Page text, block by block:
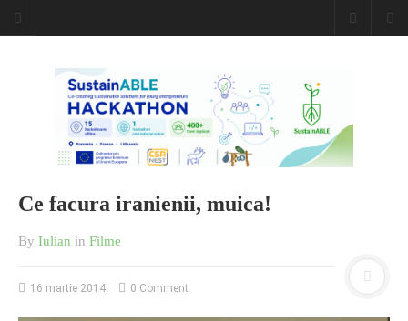
Caiet de
insemnari
DESCARCĂ!
Ce facura iranienii, muica!
By Iulian in Filme
16 martie 2014 0 Comment